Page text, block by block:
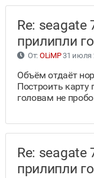
Re: seagate
прилипли
От: OLiMP31 июля
Объём отдаёт
Построить карту
головам не
Re: seagate
прилипли